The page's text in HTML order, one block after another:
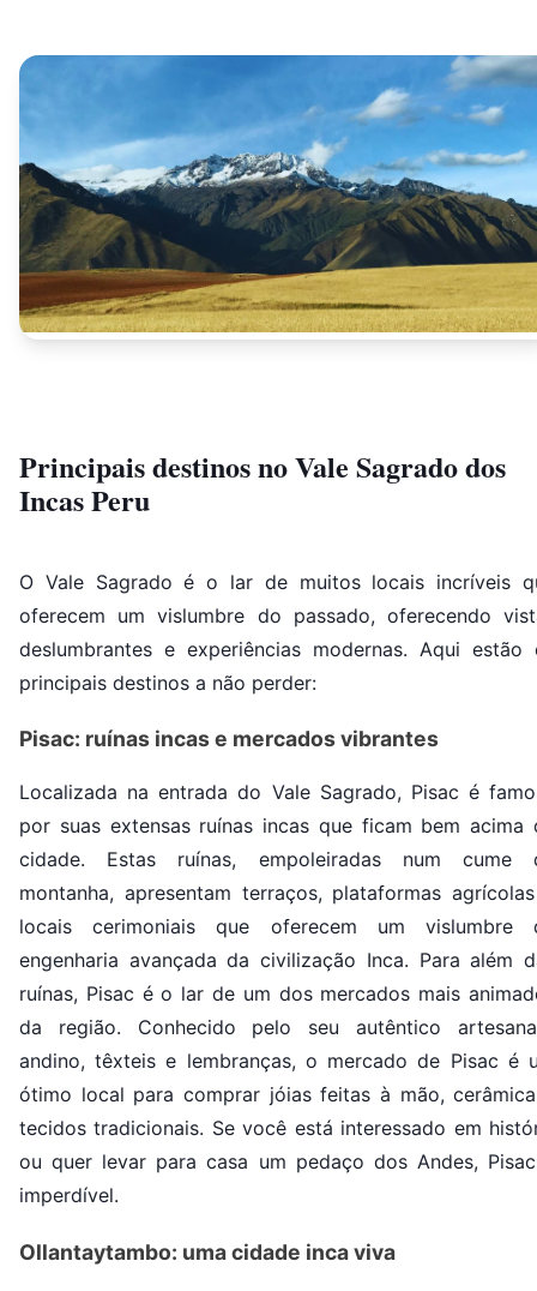
Principais destinos no Vale Sagrado dos
Incas Peru
O Vale Sagrado é o lar de muitos locais incríveis
oferecem um vislumbre do passado, oferecendo
deslumbrantes e experiências modernas. Aqui estão
principais destinos a não perder:
Pisac: ruínas incas e mercados vibrantes
Localizada na entrada do Vale Sagrado, Pisac é
por suas extensas ruínas incas que ficam bem acima
cidade. Estas ruínas, empoleiradas num cume
montanha, apresentam terraços, plataformas
locais cerimoniais que oferecem um vislumbre
engenharia avançada da civilização Inca. Para além
ruínas, Pisac é o lar de um dos mercados mais
da região. Conhecido pelo seu autêntico
andino, têxteis e lembranças, o mercado de Pisac é
ótimo local para comprar jóias feitas à mão,
tecidos tradicionais. Se você está interessado em
ou quer levar para casa um pedaço dos Andes,
imperdível.
Ollantaytambo: uma cidade inca viva